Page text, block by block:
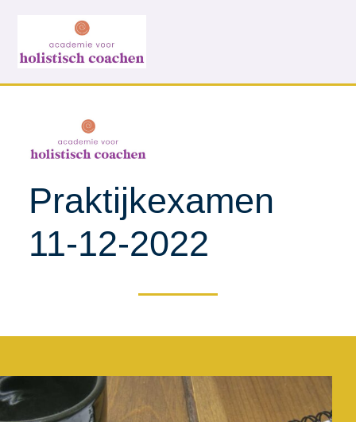
Praktijkexamen
11-12-2022